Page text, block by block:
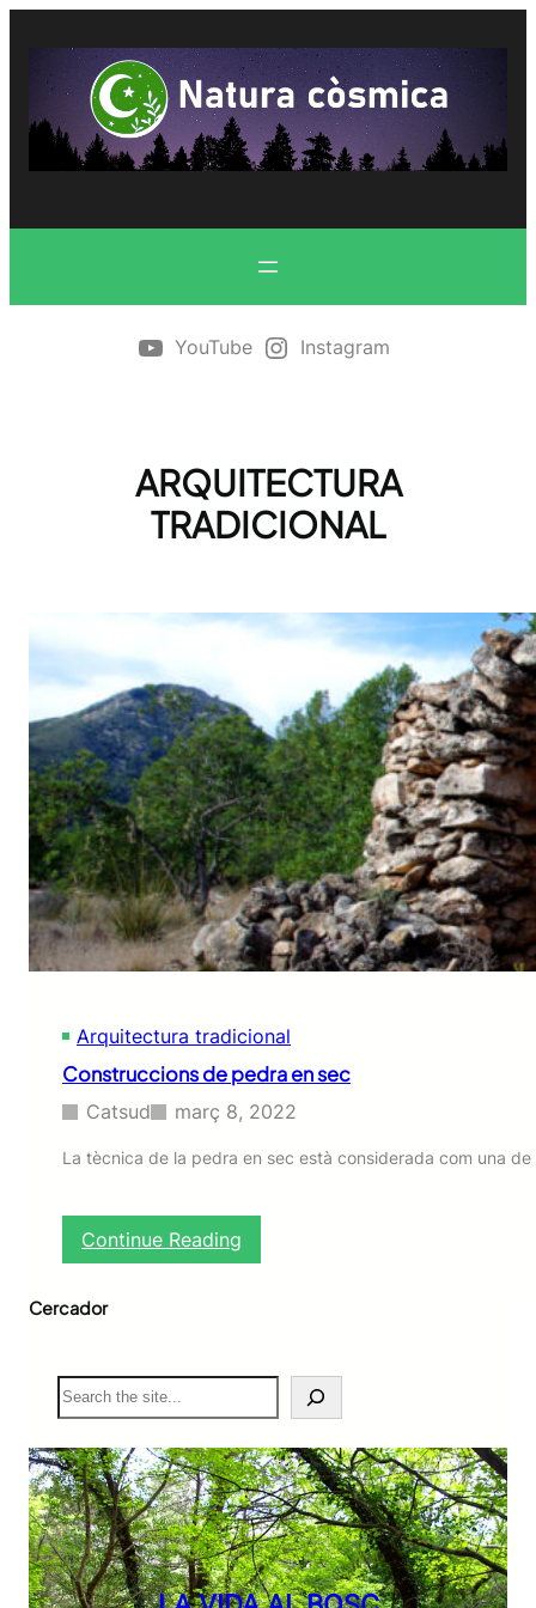
contingut
YouTube Instagram
ARQUITECTURA
TRADICIONAL
Arquitectura tradicional
Construccions de pedra en sec
Catsud març 8, 2022
La tècnica de la pedra en sec està considerada com una
Continue Reading
C
r
c
i
o
n
s
d
e
Cercador
S
e
r
c
h